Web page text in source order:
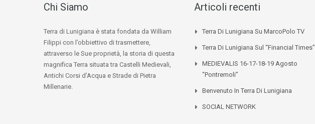
Chi Siamo
Terra di Lunigiana è stata fondata da William
Filippi con l’obbiettivo di trasmettere,
attraverso le Sue proprietà, la storia di questa
magnifica Terra situata tra Castelli Medievali,
Antichi Corsi d’Acqua e Strade di Pietra
Millenarie.
Articoli recenti
Terra Di Lunigiana Su MarcoPolo TV
Terra Di Lunigiana Sul “Financial Times”
MEDIEVALIS 16-17-18-19 Agosto
“Pontremoli”
Benvenuto In Terra Di Lunigiana
SOCIAL NETWORK